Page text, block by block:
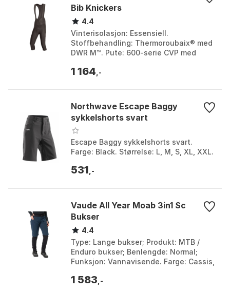
Bib Knickers
4.4
Vinterisolasjon: Essensiell.
Stoffbehandling: Thermoroubaix® med
DWR M™. Pute: 600-serie CVP med
Polyester 42%, Nylon 45%....
1 164 ,-
Northwave Escape Baggy
sykkelshorts svart
Escape Baggy sykkelshorts svart.
Farge: Black. Størrelse: L, M, S, XL, XXL.
531 ,-
Vaude All Year Moab 3in1 Sc
Bukser
4.4
Type: Lange bukser; Produkt: MTB /
Enduro bukser; Benlengde: Normal;
Funksjon: Vannavisende. Farge: Cassis,
1 583 ,-